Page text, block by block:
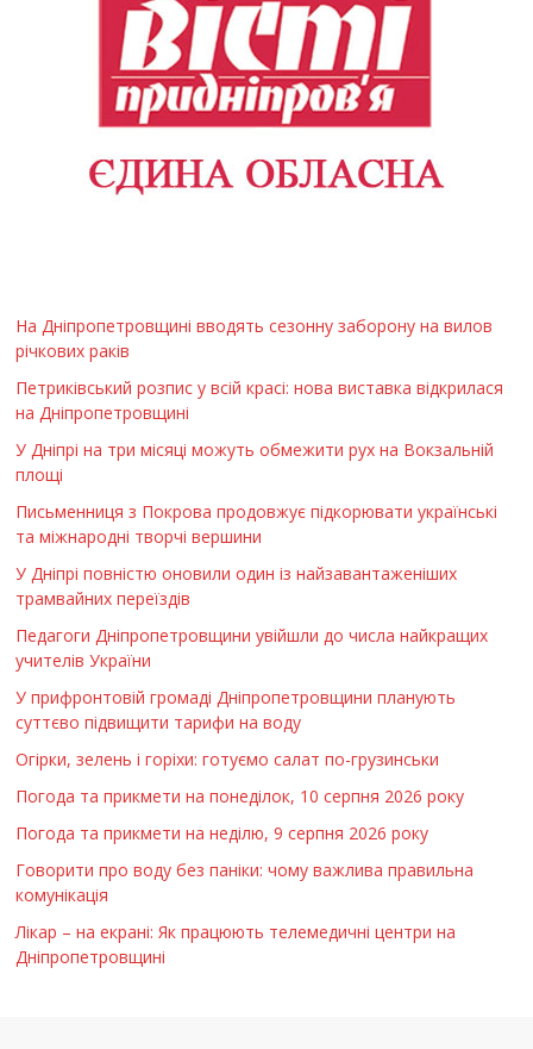
На Дніпропетровщині вводять сезонну заборону на вилов
річкових раків
Петриківський розпис у всій красі: нова виставка відкрилася
на Дніпропетровщині
У Дніпрі на три місяці можуть обмежити рух на Вокзальній
площі
Письменниця з Покрова продовжує підкорювати українські
та міжнародні творчі вершини
У Дніпрі повністю оновили один із найзавантаженіших
трамвайних переїздів
Педагоги Дніпропетровщини увійшли до числа найкращих
учителів України
У прифронтовій громаді Дніпропетровщини планують
суттєво підвищити тарифи на воду
Огірки, зелень і горіхи: готуємо салат по-грузинськи
Погода та прикмети на понеділок, 10 серпня 2026 року
Погода та прикмети на неділю, 9 серпня 2026 року
Говорити про воду без паніки: чому важлива правильна
комунікація
Лікар – на екрані: Як працюють телемедичні центри на
Дніпропетровщині